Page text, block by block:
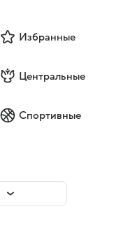
Избранные
Центральные
Спортивные